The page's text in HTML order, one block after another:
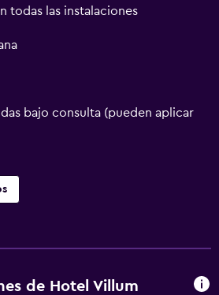
todas las instalaciones
bajo consulta (pueden aplicar
de Hotel Villum